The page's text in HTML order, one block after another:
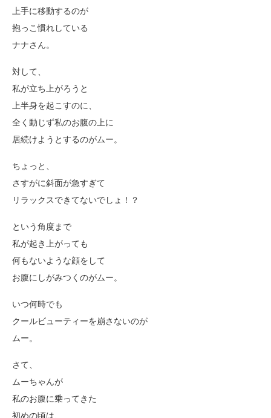
上手に移動するのが
抱っこ慣れしている
ナナさん。
対して、
私が立ち上がろうと
上半身を起こすのに、
全く動じず私のお腹の上に
居続けようとするのがムー。
ちょっと、
さすがに斜面が急すぎて
リラックスできてないでしょ！？
という角度まで
私が起き上がっても
何もないような顔をして
お腹にしがみつくのがムー。
いつ何時でも
クールビューティーを崩さないのが
ムー。
さて、
ムーちゃんが
私のお腹に乗ってきた
初めの頃は、